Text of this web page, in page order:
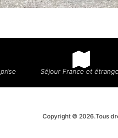
Séjour France et
Copyright © 2026.Tous